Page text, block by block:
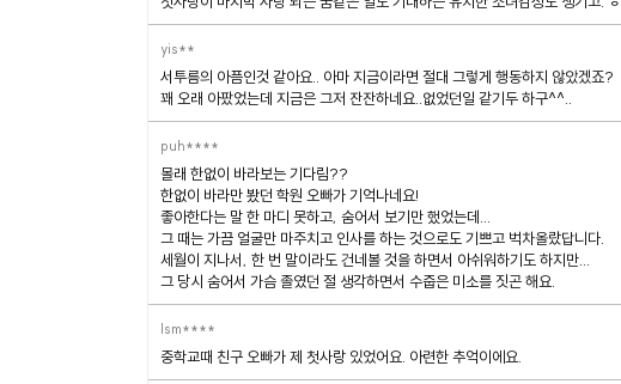
yis**
서투름의 아픔인것 같아요.. 아마 지금이라면 절대 그렇게 행동하지 않았겠죠?
꽤 오래 아팠었는데 지금은 그저 잔잔하네요..없었던일 같기두 하구^^..
puh****
몰래 한없이 바라보는 기다림??
한없이 바라만 봤던 학원 오빠가 기억나네요!
좋아한다는 말 한 마디 못하고, 숨어서 보기만 했었는데...
그 때는 가끔 얼굴만 마주치고 인사를 하는 것으로도 기쁘고 벅차올랐답니다.
세월이 지나서, 한 번 말이라도 건네볼 것을 하면서 아쉬워하기도 하지만...
그 당시 숨어서 가슴 졸였던 절 생각하면서 수줍은 미소를 짓곤 해요.
lsm****
중학교때 친구 오빠가 제 첫사랑 있었어요. 아련한 추억이에요.